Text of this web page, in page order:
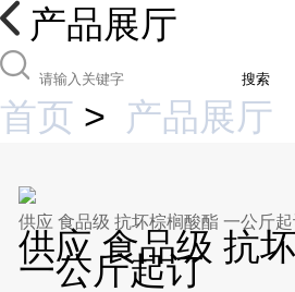
产品展厅
搜索
首页 > 产品展厅
供应 食品级 抗坏棕榈酸酯 一公斤
供应 食品级 抗
一公斤起订